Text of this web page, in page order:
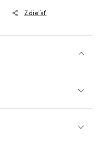
Zdieľať